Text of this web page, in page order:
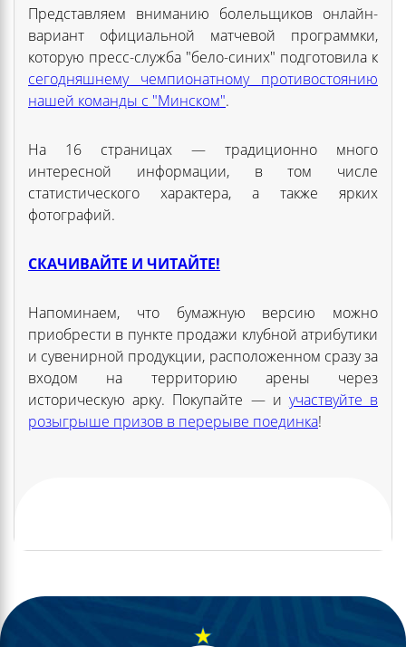
Представляем вниманию болельщиков онлайн-
вариант официальной матчевой программки,
которую пресс-служба "бело-синих" подготовила к
сегодняшнему чемпионатному противостоянию
нашей команды с "Минском".
На 16 страницах — традиционно много
интересной информации, в том числе
статистического характера, а также ярких
фотографий.
СКАЧИВАЙТЕ И ЧИТАЙТЕ!
Напоминаем, что бумажную версию можно
приобрести в пункте продажи клубной атрибутики
и сувенирной продукции, расположенном сразу за
входом на территорию арены через
историческую арку. Покупайте — и участвуйте в
розыгрыше призов в перерыве поединка!